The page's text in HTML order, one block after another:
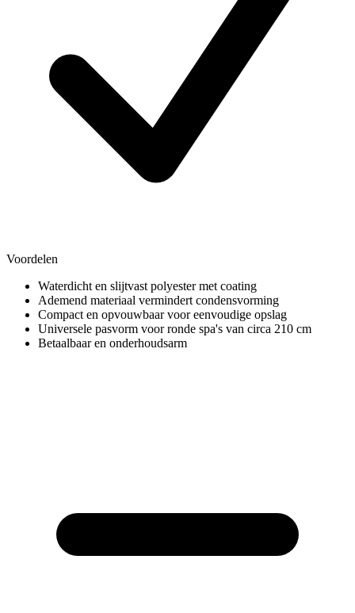
Voordelen
Waterdicht en slijtvast polyester met coating
Ademend materiaal vermindert condensvorming
Compact en opvouwbaar voor eenvoudige opslag
Universele pasvorm voor ronde spa's van circa 210 cm
Betaalbaar en onderhoudsarm